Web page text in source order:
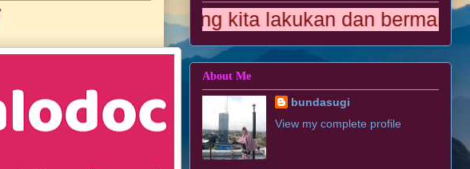
Setiap yang kita lakukan dan bermanfaat
About Me
bundasugi
View my complete profile